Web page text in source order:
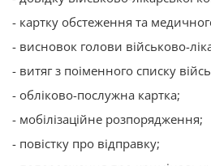
- картку обстеження та
- висновок голови військово-
- витяг з поіменного списку
- обліково-послужна картка;
- мобілізаційне розпорядження;
- повістку про відправку;